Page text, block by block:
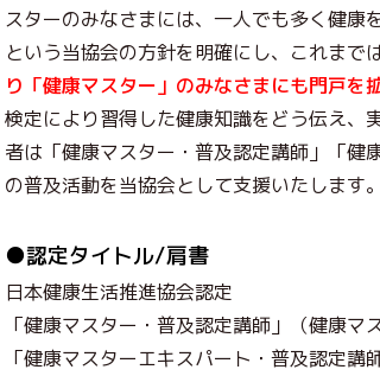
スターのみなさまには、一人でも多く健康
という当協会の方針を明確にし、これまで
り「健康マスター」のみなさまにも門戸を
検定により習得した健康知識をどう伝え、
者は「健康マスター・普及認定講師」「健
の普及活動を当協会として支援いたします
●認定タイトル/肩書
日本健康生活推進協会認定
「健康マスター・普及認定講師」（健康マ
「健康マスターエキスパート・普及認定講